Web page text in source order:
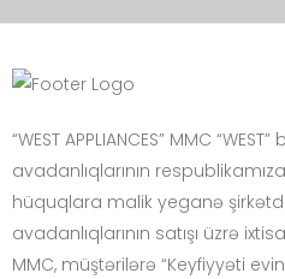
“WEST APPLIANCES” MMC
avadanlıqlarının
hüquqlara malik yeganə
avadanlıqlarının satışı üzrə
MMC, müştərilərə “Keyfiyyəti